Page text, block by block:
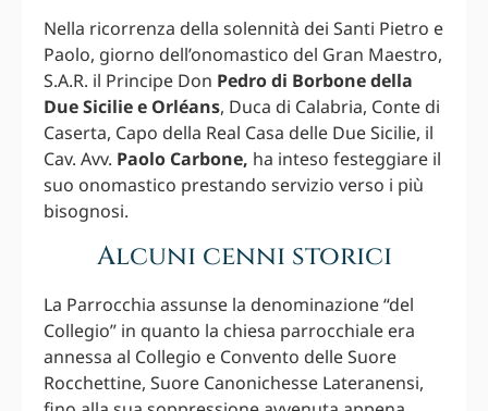
Nella ricorrenza della solennità dei Santi Pietro e
Paolo, giorno dell’onomastico del Gran Maestro,
S.A.R. il Principe Don Pedro di Borbone della
Due Sicilie e Orléans, Duca di Calabria, Conte di
Caserta, Capo della Real Casa delle Due Sicilie, il
Cav. Avv. Paolo Carbone, ha inteso festeggiare il
suo onomastico prestando servizio verso i più
bisognosi.
Alcuni cenni storici
La Parrocchia assunse la denominazione “del
Collegio” in quanto la chiesa parrocchiale era
annessa al Collegio e Convento delle Suore
Rocchettine, Suore Canonichesse Lateranensi,